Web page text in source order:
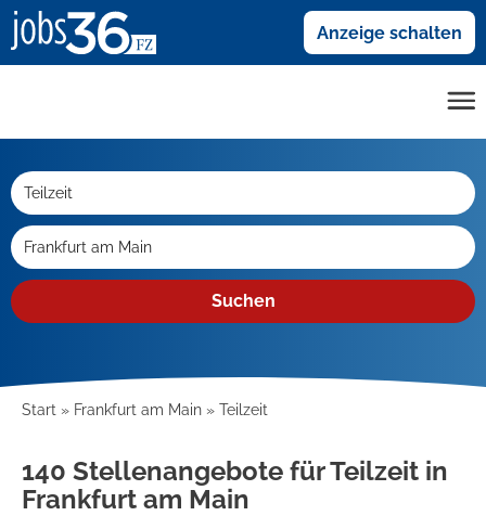
Anzeige schalten
Suchen
Start Frankfurt am Main Teilzeit
140 Stellenangebote für Teilzeit in
Frankfurt am Main